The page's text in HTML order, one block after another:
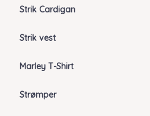
Strik Cardigan
Strik vest
Marley T-Shirt
Strømper